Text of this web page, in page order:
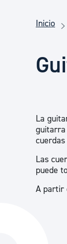
Inicio
La
guitarra
Las
puede
A partir